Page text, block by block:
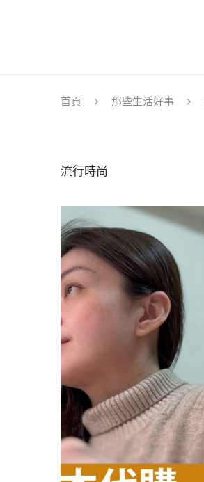
首頁 那些生活好事
流行時尚